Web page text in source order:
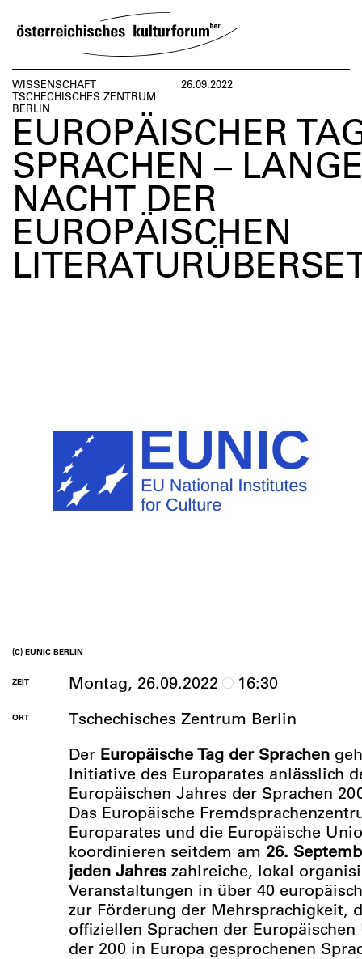
TO
VERANSTALTUNGEN KOSMOS BESUCH
VERANSTALTUNGEN BESUCH
ÜBER
UNS
WISSENSCHAFT
TSCHECHISCHES ZENTRUM
BERLIN
26.09.2022
EUROPÄISCHER
SPRACHEN –
NACHT DER
EUROPÄISCHEN
(C) EUNIC BERLIN
ZEIT Montag, 26.09.2022 16:30
ORT
Tschechisches Zentrum Berlin
Der Europäische Tag der Sprachen
Initiative des Europarates anlässlich
Europäischen Jahres der Sprachen
Das Europäische
Europarates und die Europäische
koordinieren seitdem am 26.
jeden Jahres zahlreiche, lokal
Veranstaltungen in über 40
zur Förderung der Mehrsprachigkeit,
offiziellen Sprachen der
der 200 in Europa gesprochenen